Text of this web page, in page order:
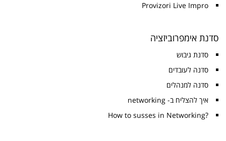
Provizori Live Impro
סדנת אימפרוביזציה
סדנת גיבוש
סדנה לעובדים
סדנה למנהלים
איך להצליח ב- networking
?How to susses in Networking